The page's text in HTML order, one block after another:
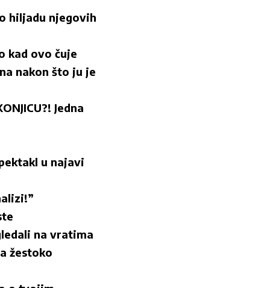
hiljadu njegovih
kad ovo čuje
nakon što ju je
Jedna
u najavi
na vratima
žestoko